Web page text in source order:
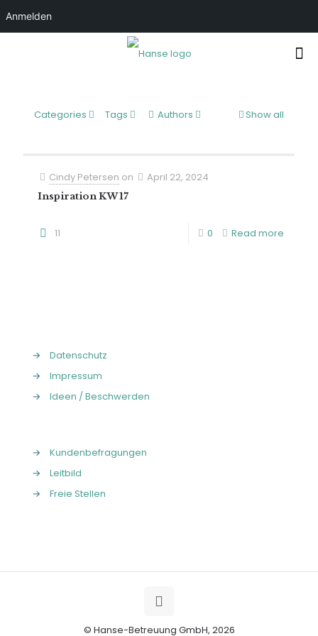
Categories Tags Authors Show all
Cindy Petersen on April 22, 2024
Inspiration KW 17
11 0 Read more
→
Datenschutz
→
Impressum
→
Ideen / Beschwerden
→
Kundenbefragungen
→
Leitbild
→
Freie Stellen
© Hanse-Betreuung GmbH, 2026
Anmelden